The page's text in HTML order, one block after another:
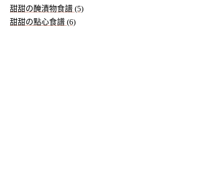
甜甜の醃漬物食譜 (5)
甜甜の點心食譜 (6)